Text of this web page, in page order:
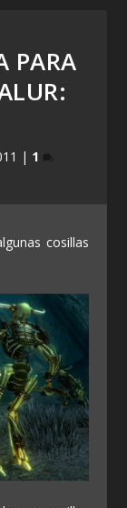
PARA
| 1
cosillas